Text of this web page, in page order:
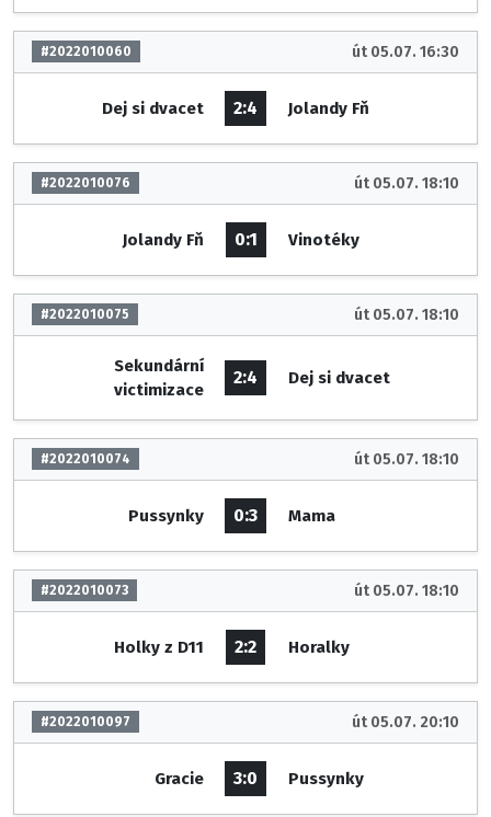
#2022010060 út 05.07. 16:30
Dej si dvacet 2:4 Jolandy Fň
#2022010076 út 05.07. 18:10
Jolandy Fň 0:1 Vinotéky
#2022010075 út 05.07. 18:10
Sekundární
victimizace
2:4 Dej si dvacet
#2022010074 út 05.07. 18:10
Pussynky 0:3 Mama
#2022010073 út 05.07. 18:10
Holky z D11 2:2 Horalky
#2022010097 út 05.07. 20:10
Gracie 3:0 Pussynky